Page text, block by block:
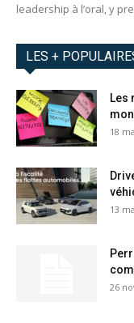
leadership à l’oral, y
LES +
Les
18
13
26